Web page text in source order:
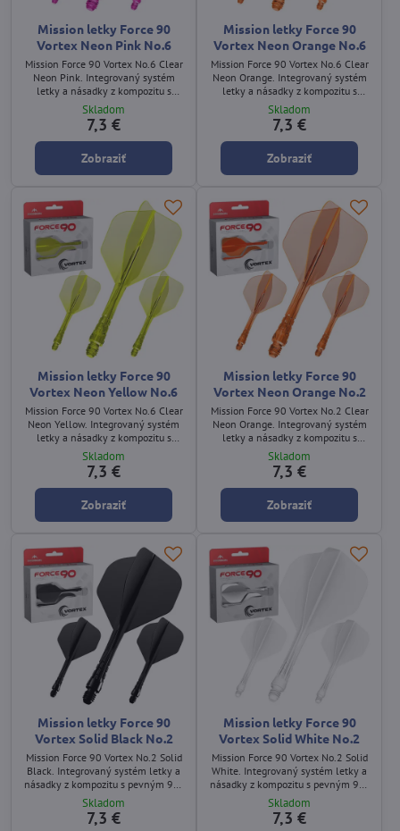
Mission letky Force 90
Vortex Neon Pink No.6
Mission Force 90 Vortex No.6 Clear
Neon Pink. Integrovaný systém
letky a násadky z kompozitu s
pevným 90° uhlom a výrazným
neonovo‑ružovým dizajnom.
Skladom
7,3 €
Zobraziť
Mission letky Force 90
Vortex Neon Orange No.6
Mission Force 90 Vortex No.6 Clear
Neon Orange. Integrovaný systém
letky a násadky z kompozitu s
pevným 90° uhlom a výrazným
neonovo‑oranžovým dizajnom.
Skladom
7,3 €
Zobraziť
Mission letky Force 90
Vortex Neon Yellow No.6
Mission Force 90 Vortex No.6 Clear
Neon Yellow. Integrovaný systém
letky a násadky z kompozitu s
pevným 90° uhlom a výrazným
neonovo‑žltým dizajnom.
Skladom
7,3 €
Zobraziť
Mission letky Force 90
Vortex Neon Orange No.2
Mission Force 90 Vortex No.2 Clear
Neon Orange. Integrovaný systém
letky a násadky z kompozitu s
pevným 90° uhlom a výrazným
neonovo‑oranžovým dizajnom.
Skladom
7,3 €
Zobraziť
Mission letky Force 90
Vortex Solid Black No.2
Mission Force 90 Vortex No.2 Solid
Black. Integrovaný systém letky a
násadky z kompozitu s pevným 90°
uhlom a plným čiernym dizajnom.
Skladom
7,3 €
Mission letky Force 90
Vortex Solid White No.2
Mission Force 90 Vortex No.2 Solid
White. Integrovaný systém letky a
násadky z kompozitu s pevným 90°
uhlom a plným bielym dizajnom.
Skladom
7,3 €